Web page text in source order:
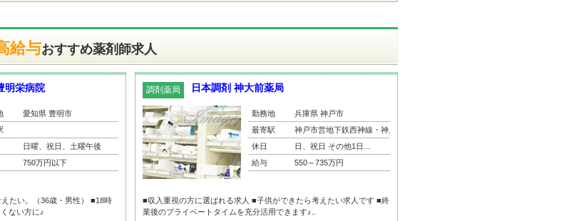
給与おすすめ薬剤師求人
明栄病院
愛知県 豊明市
日曜、祝日、土曜午後
750万円以下
たい。（36歳・男性） ■18時
ない方に♪
調剤薬局 日本調剤 神大前薬局
勤務地
兵庫県 神戸市
最寄駅
神戸市営地下鉄西神線・神戸市...
休日
日、祝日 その他1日...
給与
550～735万円
■収入重視の方に選ばれる求人 ■子供ができたら考えたい求人です ■終
業後のプライベートタイムを充分活用できます♪..